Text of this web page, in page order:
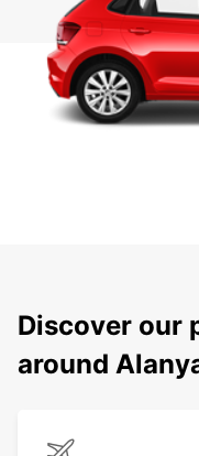
Discover our
around